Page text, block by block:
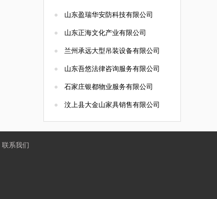
山东盈瑞华安防科技有限公司
山东正海文化产业有限公司
兰州承远大型吊装设备有限公司
山东吾悠法律咨询服务有限公司
石家庄银都物业服务有限公司
汶上县大金山家具销售有限公司
联系我们